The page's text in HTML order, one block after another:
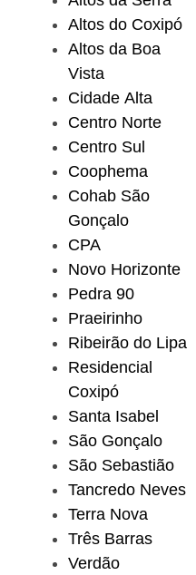
Altos do Coxipó
Altos da Boa
Vista
Cidade Alta
Centro Norte
Centro Sul
Coophema
Cohab São
Gonçalo
CPA
Novo Horizonte
Pedra 90
Praeirinho
Ribeirão do Lipa
Residencial
Coxipó
Santa Isabel
São Gonçalo
São Sebastião
Tancredo Neves
Terra Nova
Três Barras
Verdão